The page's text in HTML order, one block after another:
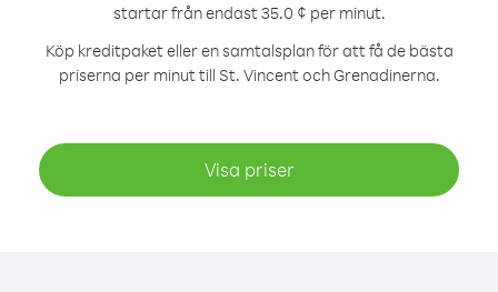
startar från endast 35.0 ¢ per minut.
Köp kreditpaket eller en samtalsplan för att få de bästa
priserna per minut till St. Vincent och Grenadinerna.
Visa priser